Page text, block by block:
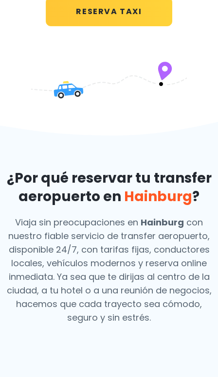
RESERVA TAXI
¿Por qué reservar tu transfer
aeropuerto en Hainburg?
Viaja sin preocupaciones en Hainburg con
nuestro fiable servicio de transfer aeropuerto,
disponible 24/7, con tarifas fijas, conductores
locales, vehículos modernos y reserva online
inmediata. Ya sea que te dirijas al centro de la
ciudad, a tu hotel o a una reunión de negocios,
hacemos que cada trayecto sea cómodo,
seguro y sin estrés.